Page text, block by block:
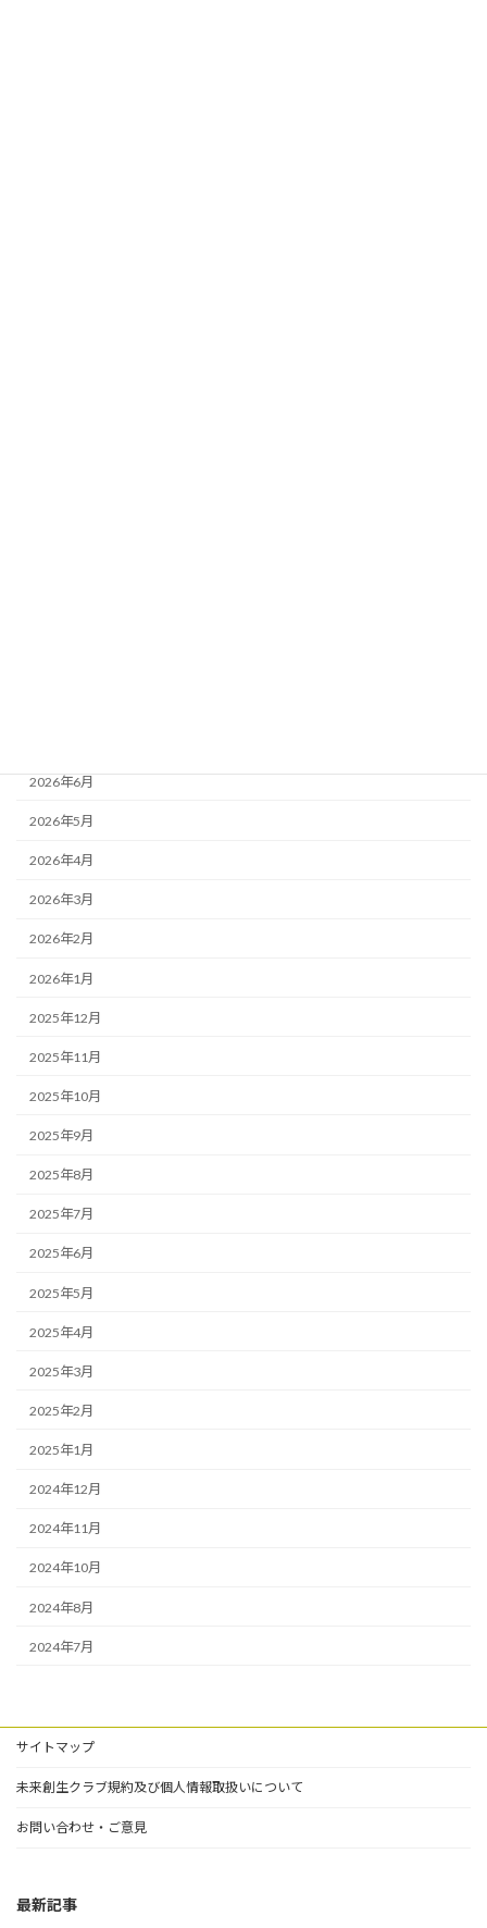
2026年6月
2026年5月
2026年4月
2026年3月
2026年2月
2026年1月
2025年12月
2025年11月
2025年10月
2025年9月
2025年8月
2025年7月
2025年6月
2025年5月
2025年4月
2025年3月
2025年2月
2025年1月
2024年12月
2024年11月
2024年10月
2024年8月
2024年7月
サイトマップ
未来創生クラブ規約及び個人情報取扱いについて
お問い合わせ・ご意見
最新記事